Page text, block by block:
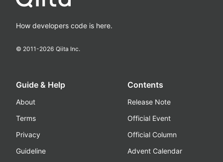
How developers code is here.
© 2011-2026 Qiita Inc.
Guide & Help
About
Terms
Privacy
Guideline
Contents
Release Note
Official Event
Official Column
Advent Calendar